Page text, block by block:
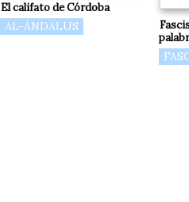
El califato de Córdoba
AL-ÁNDALUS